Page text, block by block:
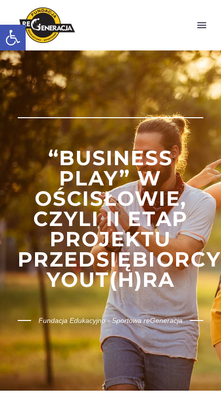
Otwórz pasek narzędzi
“BUSINESS
PLAY” W
OŚCISŁOWIE,
CZYLI II ETAP
PROJEKTU
PRZEDSIĘBIORCY
YOUT(H)RA
Fundacja Edukacyjno - Sportowa reGeneracja